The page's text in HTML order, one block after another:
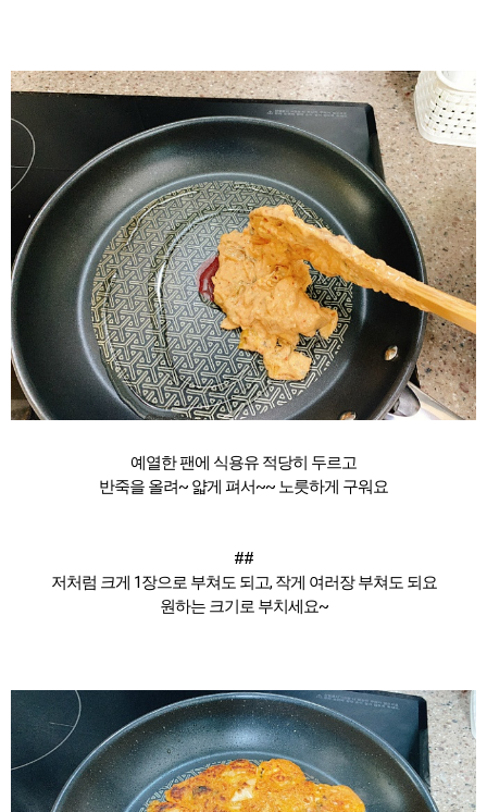
예열한 팬에 식용유 적당히 두르고
반죽을 올려~ 얇게 펴서~~ 노릇하게 구워요
##
저처럼 크게 1장으로 부쳐도 되고, 작게 여러장 부쳐도 되요
원하는 크기로 부치세요~